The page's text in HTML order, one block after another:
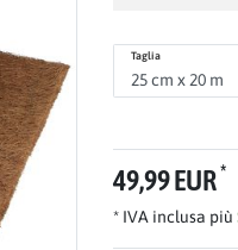
Taglia
49,99 EUR*
* IVA inclusa più